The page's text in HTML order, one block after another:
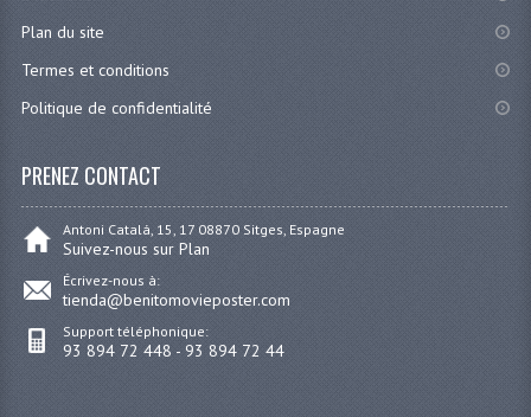
Plan du site
Termes et conditions
Politique de confidentialité
PRENEZ CONTACT
Antoni Catalá, 15, 17 08870 Sitges, Espagne
Suivez-nous sur Plan
Écrivez-nous à:
tienda@benitomovieposter.com
Support téléphonique:
93 894 72 448 - 93 894 72 44